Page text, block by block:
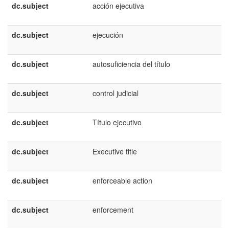
dc.subject
acción ejecutiva
dc.subject ejecución
dc.subject autosuficiencia del título
dc.subject control judicial
dc.subject Título ejecutivo
dc.subject Executive title
dc.subject enforceable action
dc.subject enforcement